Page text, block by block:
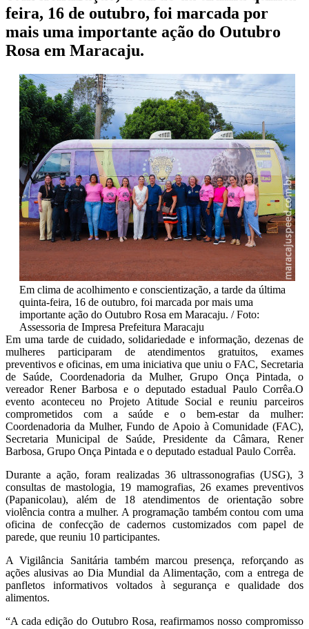
feira, 16 de outubro, foi marcada por
mais uma importante ação do Outubro
Rosa em Maracaju.
Em clima de acolhimento e conscientização, a tarde da última
quinta-feira, 16 de outubro, foi marcada por mais uma
importante ação do Outubro Rosa em Maracaju. / Foto:
Assessoria de Impresa Prefeitura Maracaju
Em uma tarde de cuidado, solidariedade e informação, dezenas de
mulheres participaram de atendimentos gratuitos, exames
preventivos e oficinas, em uma iniciativa que uniu o FAC, Secretaria
de Saúde, Coordenadoria da Mulher, Grupo Onça Pintada, o
vereador Rener Barbosa e o deputado estadual Paulo Corrêa.O
evento aconteceu no Projeto Atitude Social e reuniu parceiros
comprometidos com a saúde e o bem-estar da mulher:
Coordenadoria da Mulher, Fundo de Apoio à Comunidade (FAC),
Secretaria Municipal de Saúde, Presidente da Câmara, Rener
Barbosa, Grupo Onça Pintada e o deputado estadual Paulo Corrêa.
Durante a ação, foram realizadas 36 ultrassonografias (USG), 3
consultas de mastologia, 19 mamografias, 26 exames preventivos
(Papanicolau), além de 18 atendimentos de orientação sobre
violência contra a mulher. A programação também contou com uma
oficina de confecção de cadernos customizados com papel de
parede, que reuniu 10 participantes.
A Vigilância Sanitária também marcou presença, reforçando as
ações alusivas ao Dia Mundial da Alimentação, com a entrega de
panfletos informativos voltados à segurança e qualidade dos
alimentos.
“A cada edição do Outubro Rosa, reafirmamos nosso compromisso